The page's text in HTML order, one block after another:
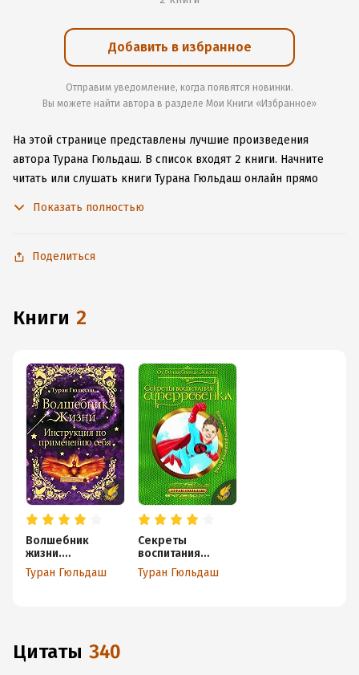
Добавить в избранное
Отправим уведомление, когда появятся новинки.
Вы можете найти автора в разделе Мои Книги «Избранное»
На этой странице представлены лучшие произведения
автора Турана Гюльдаш. В список входят 2 книги. Начните
читать или слушать книги Турана Гюльдаш онлайн прямо
Показать полностью
Поделиться
книги 2
Волшебник
жизни.
Инструкция по
применению себя
Туран Гюльдаш
Секреты
воспитания
суперребенка
Туран Гюльдаш
Цитаты 340